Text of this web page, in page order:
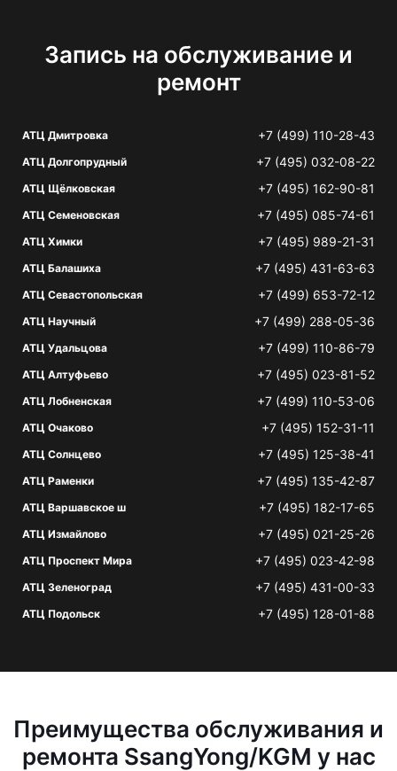
Запись на обслуживание и
ремонт
АТЦ Дмитровка +7 (499) 110-28-43
АТЦ Долгопрудный +7 (495) 032-08-22
АТЦ Щёлковская +7 (495) 162-90-81
АТЦ Семеновская +7 (495) 085-74-61
АТЦ Химки +7 (495) 989-21-31
АТЦ Балашиха +7 (495) 431-63-63
АТЦ Севастопольская +7 (499) 653-72-12
АТЦ Научный +7 (499) 288-05-36
АТЦ Удальцова +7 (499) 110-86-79
АТЦ Алтуфьево +7 (495) 023-81-52
АТЦ Лобненская +7 (499) 110-53-06
АТЦ Очаково +7 (495) 152-31-11
АТЦ Солнцево +7 (495) 125-38-41
АТЦ Раменки +7 (495) 135-42-87
АТЦ Варшавское ш +7 (495) 182-17-65
АТЦ Измайлово +7 (495) 021-25-26
АТЦ Проспект Мира +7 (495) 023-42-98
АТЦ Зеленоград +7 (495) 431-00-33
АТЦ Подольск +7 (495) 128-01-88
Преимущества обслуживания и
ремонта SsangYong/KGM у нас